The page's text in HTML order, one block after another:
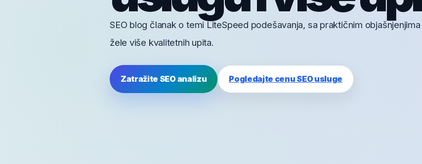
SEO blog članak o temi LiteSpeed podešavanja, sa praktičnim
žele više kvalitetnih upita.
Zatražite SEO analizu Pogledajte cenu SEO usluge